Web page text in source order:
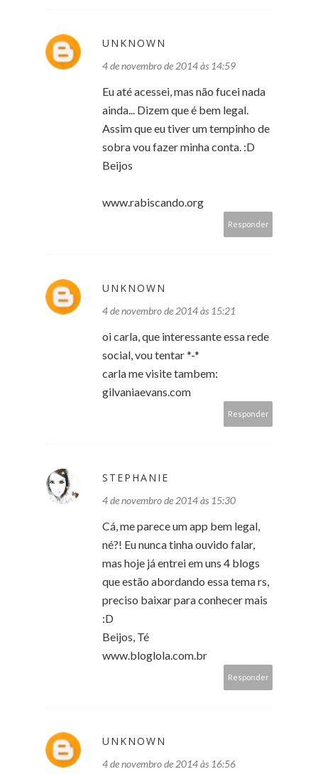
UNKNOWN
4 de novembro de 2014 às 14:59
Eu até acessei, mas não fucei nada
ainda... Dizem que é bem legal.
Assim que eu tiver um tempinho de
sobra vou fazer minha conta. :D
Beijos
www.rabiscando.org
Responder
UNKNOWN
4 de novembro de 2014 às 15:21
oi carla, que interessante essa rede
social, vou tentar *-*
carla me visite tambem:
gilvaniaevans.com
Responder
STEPHANIE
4 de novembro de 2014 às 15:30
Cá, me parece um app bem legal,
né?! Eu nunca tinha ouvido falar,
mas hoje já entrei em uns 4 blogs
que estão abordando essa tema rs,
preciso baixar para conhecer mais
:D
Beijos, Té
www.bloglola.com.br
Responder
UNKNOWN
4 de novembro de 2014 às 16:56